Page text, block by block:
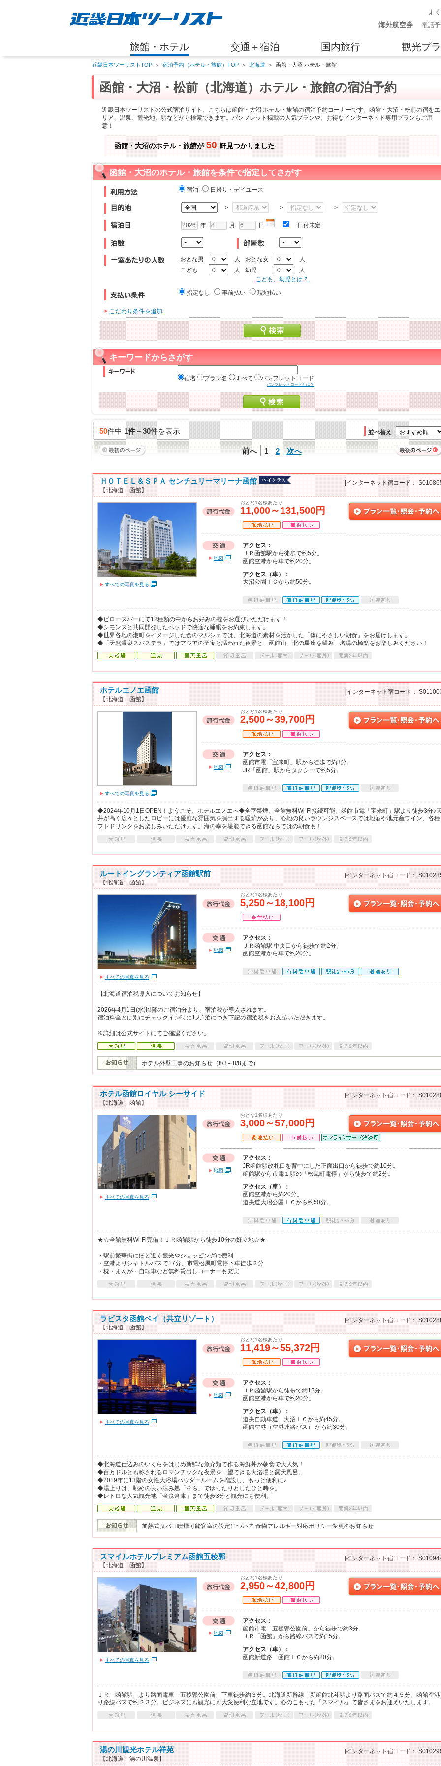
よ
海外航空券 電話
旅館・ホテル 交通＋宿泊 国内旅行 観光プ
近畿日本ツーリストTOP ＞ 宿泊予約（ホテル・旅館）TOP ＞ 北海道 ＞ 函館・大沼 ホテル・旅館
函館・大沼・松前（北海道）ホテル・旅館の宿泊予約
近畿日本ツーリストの公式宿泊サイト、こちらは函館・大沼 ホテル・旅館の宿泊予約コーナーです。函館・大沼・松前の宿をエ
リア、温泉、観光地、駅などから検索できます。パンフレット掲載の人気プランや、お得なインターネット専用プランもご用
意！
函館・大沼のホテル・旅館が 50 軒見つかりました
函館・大沼のホテル・旅館を条件で指定してさがす
宿泊 日帰り・デイユース
> > >
年 月 日 日付未定
おとな男 人 おとな女
人
こども
人 幼児
人
こども、幼児とは？
指定なし
事前払い 現地払い
こだわり条件を追加
キーワードからさがす
宿名 プラン名 すべて パンフレットコード
パンフレットコードとは？
50件中1件～30件を表示 並べ替え
前へ 1 2 次へ
ＨＯＴＥＬ＆ＳＰＡ センチュリーマリーナ函館
【北海道 函館】
[インターネット宿コード：
すべての写真を見る
おとな1名様あたり
11,000～131,500円
地図
アクセス：
ＪＲ函館駅から徒歩で約5分。
函館空港から車で約20分。
アクセス（車）：
大沼公園ＩＣから約50分。
◆ピローズバーにて12種類の中からお好みの枕をお選びいただけます！
◆シモンズと共同開発したベッドで快適な睡眠をお約束します。
◆世界各地の港町をイメージした食のマルシェでは、北海道の素材を活かした「体にやさしい朝食」をお届けします。
◆「天然温泉スパステラ」ではアジアの至宝と謳われた夜景と、函館山、北の星座を望み、名湯の極楽をお楽しみください！
ホテルエノエ函館
【北海道 函館】
[インターネット宿コード：
すべての写真を見る
おとな1名様あたり
2,500～39,700円
地図
アクセス：
函館市電「宝来町」駅から徒歩で約3分。
JR「函館」駅からタクシーで約5分。
◆2024年10月1日OPEN！ようこそ、ホテルエノエへ◆全室禁煙、全館無料Wi-Fi接続可能。函館市電「宝来町」駅より徒歩3分♪
井が高く広々としたロビーには優雅な雰囲気を演出する暖炉があり、心地の良いラウンジスペースでは地酒や地元産ワイン、各
フトドリンクをお楽しみいただけます。海の幸を堪能できる函館ならではの朝食も！
ルートイングランティア函館駅前
【北海道 函館】
[インターネット宿コード：
すべての写真を見る
おとな1名様あたり
5,250～18,100円
地図
アクセス：
ＪＲ函館駅 中央口から徒歩で約2分。
函館空港から車で約20分。
【北海道宿泊税導入についてお知らせ】
2026年4月1日(水)以降のご宿泊分より、宿泊税が導入されます。
宿泊料金とは別にチェックイン時に1人1泊につき下記の宿泊税をお支払いただきます。
※詳細は公式サイトにてご確認ください。
ホテル外壁工事のお知らせ（8/3～8/8まで）
ホテル函館ロイヤル シーサイド
【北海道 函館】
[インターネット宿コード：
すべての写真を見る
おとな1名様あたり
3,000～57,000円
地図
アクセス：
JR函館駅改札口を背中にした正面出口から徒歩で約10分。
函館駅から市電１駅の「松風町電停」から徒歩で約2分。
アクセス（車）：
函館空港から約20分。
道央道大沼公園ＩＣから約50分。
★☆全館無料Wi-Fi完備！ＪＲ函館駅から徒歩10分の好立地☆★
・駅前繁華街にほど近く観光やショッピングに便利
・空港よりシャトルバスで17分、市電松風町電停下車徒歩２分
・枕・まんが・自転車など無料貸出しコーナーも充実
ラビスタ函館ベイ（共立リゾート）
【北海道 函館】
[インターネット宿コード：
すべての写真を見る
おとな1名様あたり
11,419～55,372円
地図
アクセス：
ＪＲ函館駅から徒歩で約15分。
函館空港から車で約20分。
アクセス（車）：
道央自動車道 大沼ＩＣから約45分。
函館空港（空港連絡バス） から約30分。
◆北海道仕込みのいくらをはじめ新鮮な魚介類で作る海鮮丼が朝食で大人気！
◆百万ドルとも称されるロマンチックな夜景を一望できる大浴場と露天風呂。
◆2019年に13階の女性大浴場パウダールームを増設し、もっと便利に♪
◆湯上りは、眺めの良い涼み処「そら」でゆったりとしたひと時を。
◆レトロな人気観光地「金森倉庫」まで徒歩3分と観光にも便利。
加熱式タバコ喫煙可能客室の設定について 食物アレルギー対応ポリシー変更のお知らせ
スマイルホテルプレミアム函館五稜郭
【北海道 函館】
[インターネット宿コード：
すべての写真を見る
おとな1名様あたり
2,950～42,800円
地図
アクセス：
函館市電「五稜郭公園前」から徒歩で約3分。
ＪＲ「函館」から路線バスで約15分。
アクセス（車）：
函館新道路 函館ＩＣから約20分。
ＪＲ「函館駅」より路面電車「五稜郭公園前」下車徒歩約３分。北海道新幹線「新函館北斗駅より路面バスで約４５分。函館空
り路線バスで約２３分。ビジネスにも観光にも大変便利な立地です。心のこもった「スマイル」で皆さまをお迎えいたします。
湯の川観光ホテル祥苑
【北海道 湯の川温泉】
[インターネット宿コード：